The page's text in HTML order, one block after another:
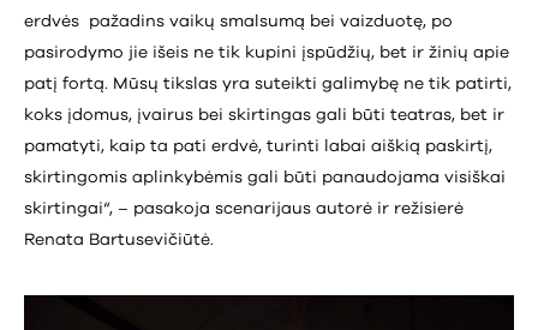
erdvės pažadins vaikų smalsumą bei vaizduotę, po
pasirodymo jie išeis ne tik kupini įspūdžių, bet ir žinių apie
patį fortą. Mūsų tikslas yra suteikti galimybę ne tik patirti,
koks įdomus, įvairus bei skirtingas gali būti teatras, bet ir
pamatyti, kaip ta pati erdvė, turinti labai aiškią paskirtį,
skirtingomis aplinkybėmis gali būti panaudojama visiškai
skirtingai“, – pasakoja scenarijaus autorė ir režisierė
Renata Bartusevičiūtė.